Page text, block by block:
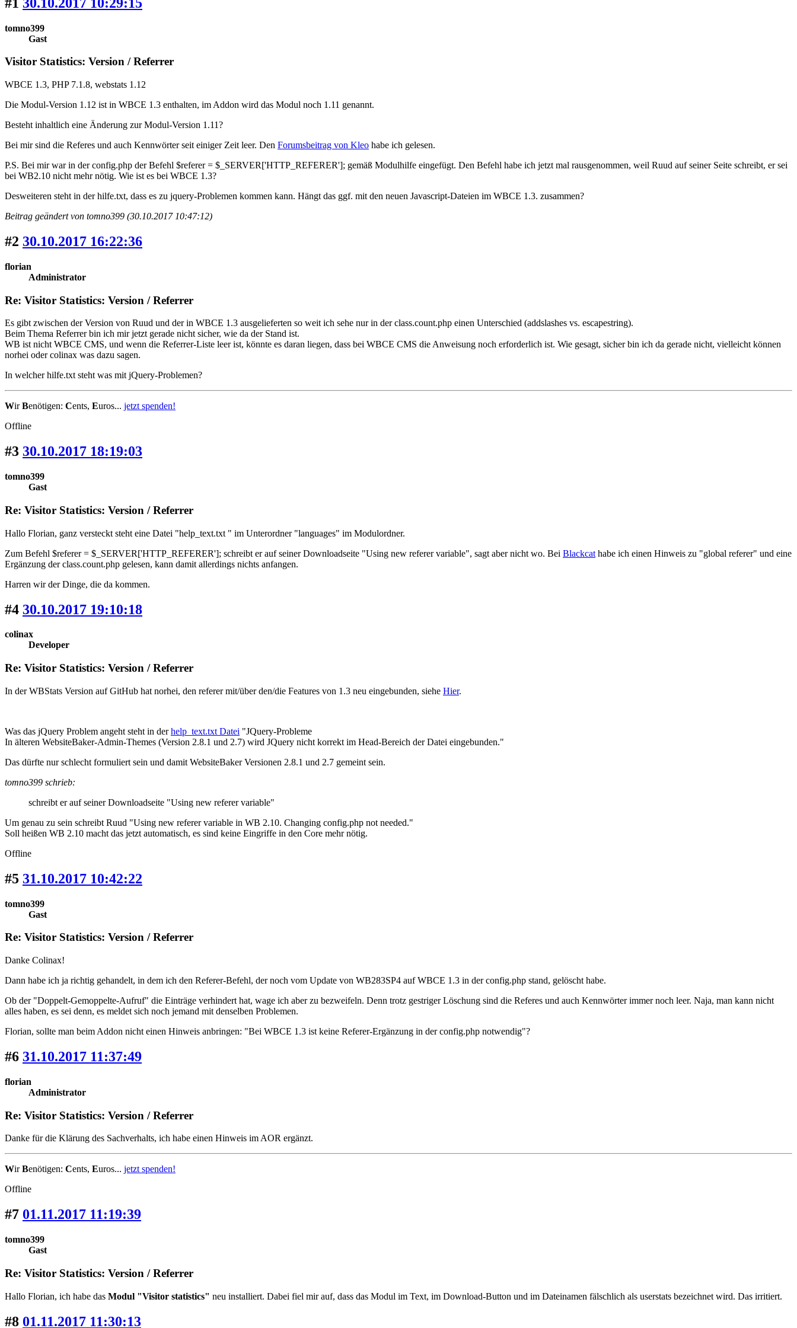
tomno399
Gast
Visitor Statistics: Version / Referrer
WBCE 1.3, PHP 7.1.8, webstats 1.12
Die Modul-Version 1.12 ist in WBCE 1.3 enthalten, im Addon wird das Modul noch 1.11 genannt.
Besteht inhaltlich eine Änderung zur Modul-Version 1.11?
Bei mir sind die Referes und auch Kennwörter seit einiger Zeit leer. Den Forumsbeitrag von Kleo habe ich gelesen.
P.S. Bei mir war in der config.php der Befehl $referer = $_SERVER['HTTP_REFERER']; gemäß Modulhilfe eingefügt. Den Befehl habe ich jetzt mal rausgenommen, weil Ruud auf seiner Seite schreibt, er sei
bei WB2.10 nicht mehr nötig. Wie ist es bei WBCE 1.3?
Desweiteren steht in der hilfe.txt, dass es zu jquery-Problemen kommen kann. Hängt das ggf. mit den neuen Javascript-Dateien im WBCE 1.3. zusammen?
Beitrag geändert von tomno399 (30.10.2017 10:47:12)
#2 30.10.2017 16:22:36
florian
Administrator
Re: Visitor Statistics: Version / Referrer
Es gibt zwischen der Version von Ruud und der in WBCE 1.3 ausgelieferten so weit ich sehe nur in der class.count.php einen Unterschied (addslashes vs. escapestring).
Beim Thema Referrer bin ich mir jetzt gerade nicht sicher, wie da der Stand ist.
WB ist nicht WBCE CMS, und wenn die Referrer-Liste leer ist, könnte es daran liegen, dass bei WBCE CMS die Anweisung noch erforderlich ist. Wie gesagt, sicher bin ich da gerade nicht, vielleicht können
norhei oder colinax was dazu sagen.
In welcher hilfe.txt steht was mit jQuery-Problemen?
WirBenötigen: Cents, Euros... jetzt spenden!
Offline
#3 30.10.2017 18:19:03
tomno399
Gast
Re: Visitor Statistics: Version / Referrer
Hallo Florian, ganz versteckt steht eine Datei "help_text.txt " im Unterordner "languages" im Modulordner.
Zum Befehl $referer = $_SERVER['HTTP_REFERER']; schreibt er auf seiner Downloadseite "Using new referer variable", sagt aber nicht wo. Bei Blackcat habe ich einen Hinweis zu "global referer" und eine
Ergänzung der class.count.php gelesen, kann damit allerdings nichts anfangen.
Harren wir der Dinge, die da kommen.
#4 30.10.2017 19:10:18
colinax
Developer
Re: Visitor Statistics: Version / Referrer
In der WBStats Version auf GitHub hat norhei, den referer mit/über den/die Features von 1.3 neu eingebunden, siehe Hier.
Was das jQuery Problem angeht steht in derhelp_text.txt Datei "JQuery-Probleme
In älteren WebsiteBaker-Admin-Themes (Version 2.8.1 und 2.7) wird JQuery nicht korrekt im Head-Bereich der Datei eingebunden."
Das dürfte nur schlecht formuliert sein und damit WebsiteBaker Versionen 2.8.1 und 2.7 gemeint sein.
tomno399 schrieb:
schreibt er auf seiner Downloadseite "Using new referer variable"
Um genau zu sein schreibt Ruud "Using new referer variable in WB 2.10. Changing config.php not needed."
Soll heißen WB 2.10 macht das jetzt automatisch, es sind keine Eingriffe in den Core mehr nötig.
Offline
#5 31.10.2017 10:42:22
tomno399
Gast
Re: Visitor Statistics: Version / Referrer
Danke Colinax!
Dann habe ich ja richtig gehandelt, in dem ich den Referer-Befehl, der noch vom Update von WB283SP4 auf WBCE 1.3 in der config.php stand, gelöscht habe.
Ob der "Doppelt-Gemoppelte-Aufruf" die Einträge verhindert hat, wage ich aber zu bezweifeln. Denn trotz gestriger Löschung sind die Referes und auch Kennwörter immer noch leer. Naja, man kann nicht
alles haben, es sei denn, es meldet sich noch jemand mit denselben Problemen.
Florian, sollte man beim Addon nicht einen Hinweis anbringen: "Bei WBCE 1.3 ist keine Referer-Ergänzung in der config.php notwendig"?
#6 31.10.2017 11:37:49
florian
Administrator
Re: Visitor Statistics: Version / Referrer
Danke für die Klärung des Sachverhalts, ich habe einen Hinweis im AOR ergänzt.
WirBenötigen: Cents, Euros... jetzt spenden!
Offline
#7 01.11.2017 11:19:39
tomno399
Gast
Re: Visitor Statistics: Version / Referrer
Hallo Florian, ich habe das Modul "Visitor statistics" neu installiert. Dabei fiel mir auf, dass das Modul im Text, im Download-Button und im Dateinamen fälschlich als userstats bezeichnet wird. Das irritiert.
#8 01.11.2017 11:30:13